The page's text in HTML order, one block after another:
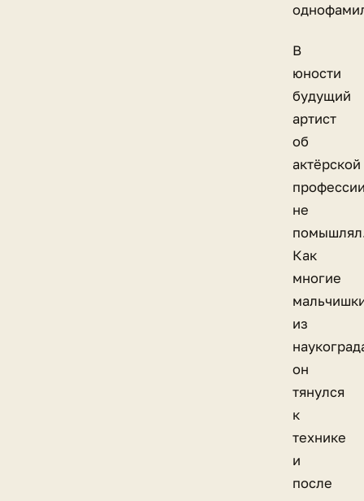
В
юности
будущий
артист
об
актёрской
не
Как
многие
из
он
тянулся
к
технике
и
после